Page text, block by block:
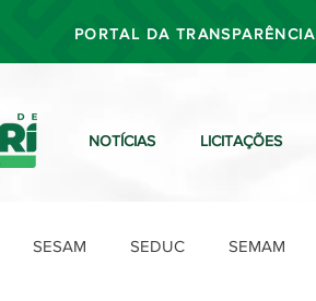
PORTAL DA TRANSPARÊNCIA
NOTÍCIAS LICITAÇÕES
SESAM SEDUC SEMAM